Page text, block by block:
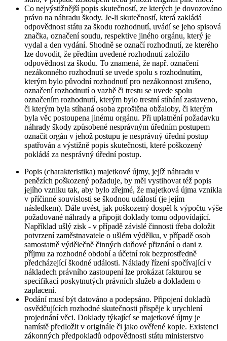
Co nejvýstižnější popis skutečností, ze kterých je dovozováno
právo na náhradu škody. Je-li skutečností, která zakládá
odpovědnost státu za škodu rozhodnutí, uvádí se jeho spisová
značka, označení soudu, respektive jiného orgánu, který je
vydal a den vydání. Shodně se označí rozhodnutí, ze kterého
lze dovodit, že předtím uvedené rozhodnutí založilo
odpovědnost za škodu. To znamená, že např. označení
nezákonného rozhodnutí se uvede spolu s rozhodnutím,
kterým bylo původní rozhodnutí pro nezákonnost zrušeno,
označení rozhodnutí o vazbě či trestu se uvede spolu
označením rozhodnutí, kterým bylo trestní stíhání zastaveno,
či kterým byla stíhaná osoba zproštěna obžaloby, či kterým
byla věc postoupena jinému orgánu. Při uplatnění požadavku
náhrady škody způsobené nesprávným úředním postupem
označit orgán v jehož postupu je nesprávný úřední postup
spatřován a výstižně popis skutečnosti, které poškozený
pokládá za nesprávný úřední postup.
Popis (charakteristika) majetkové újmy, jejíž náhradu v
penězích poškozený požaduje, by měl vystihovat též popis
jejího vzniku tak, aby bylo zřejmé, že majetková újma vznikla
v příčinné souvislosti se škodnou událostí (je jejím
následkem). Dále uvést, jak poškozený dospěl k výpočtu výše
požadované náhrady a připojit doklady tomu odpovídající.
Například ušlý zisk - v případě závislé činnosti třeba doložit
potvrzení zaměstnavatele o ušlém výdělku, v případě osob
samostatně výdělečně činných daňové přiznání o dani z
příjmu za rozhodné období a účetní rok bezprostředně
předcházející škodné události. Náklady řízení spočívající v
nákladech právního zastoupení lze prokázat fakturou se
specifikací poskytnutých právních služeb a dokladem o
zaplacení.
Podání musí být datováno a podepsáno. Připojení dokladů
osvědčujících rozhodné skutečnosti přispěje k urychlení
projednání věci. Doklady týkající se majetkové újmy je
namístě předložit v originále či jako ověřené kopie. Existenci
zákonných předpokladů odpovědnosti státu ministerstvo